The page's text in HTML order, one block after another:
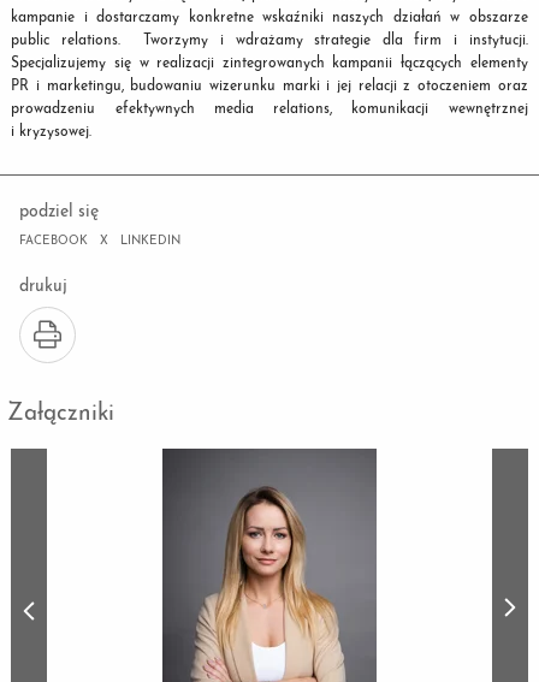
kampanie i dostarczamy konkretne wskaźniki naszych działań w obszarze
public relations. Tworzymy i wdrażamy strategie dla firm i instytucji.
Specjalizujemy się w realizacji zintegrowanych kampanii łączących elementy
PR i marketingu, budowaniu wizerunku marki i jej relacji z otoczeniem oraz
prowadzeniu efektywnych media relations, komunikacji wewnętrznej
i kryzysowej.
podziel się
FACEBOOK X LINKEDIN
drukuj
Załączniki